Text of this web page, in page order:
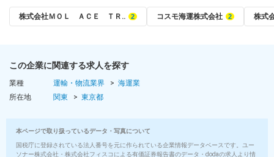
株式会社ＭＯＬ ＡＣＥ ＴＲ‥ コスモ海運株式会社 株式
この企業に関連する求人を探す
業種 運輸・物流業界
海運業
所在地
関東 東京都
本ページで取り扱っているデータ・写真について
国税庁に登録されている法人番号を元に作られている企業情報データベースです。ユー
ソナー株式会社・株式会社フィスコによる有価証券報告書のデータ・dodaの求人より情